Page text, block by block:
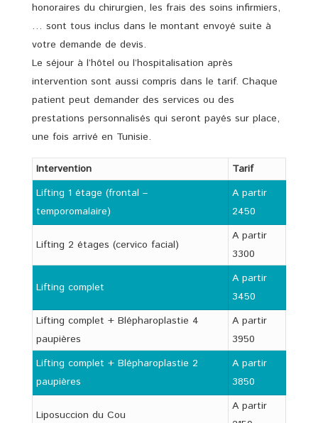
honoraires du chirurgien, les frais des soins infirmiers,
… sont tous inclus dans le montant envoyé suite à
votre demande de devis.
Le séjour à l’hôtel ou l’hospitalisation après
intervention sont aussi compris dans le tarif. Chaque
patient peut demander des services ou des
prestations personnalisés qui seront payés sur place,
une fois arrivé en Tunisie.
Intervention
Tarif
Lifting 1 étage (frontal –
temporomalaire)
A partir
2450
Lifting 2 étages (cervico facial)
A partir
3300
Lifting complet
A partir
3450
Lifting complet + Blépharoplastie 4
paupières
A partir
3950
Lifting complet + Blépharoplastie 2
paupières
A partir
3850
Liposuccion du Cou
A partir